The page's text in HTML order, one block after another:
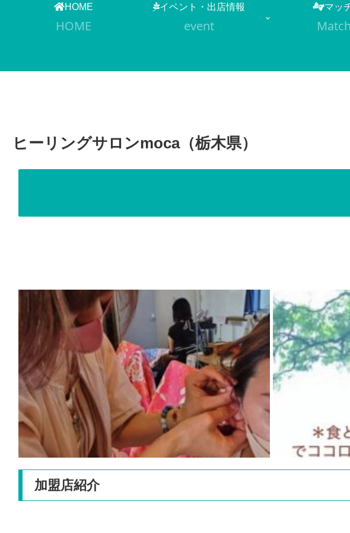
HOME
HOME
イベント・出店情報
event
マッ
ヒーリングサロンmoca（栃木県）
加盟店紹介